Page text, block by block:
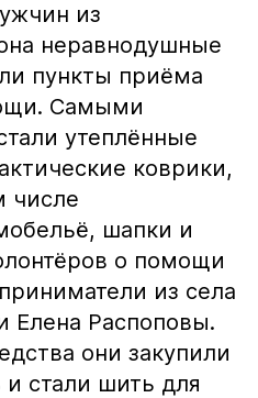
из
неравнодушные
пункты приёма
Самыми
утеплённые
коврики,
числе
шапки и
о помощи
из села
Елена Распоповы.
они закупили
и стали шить для